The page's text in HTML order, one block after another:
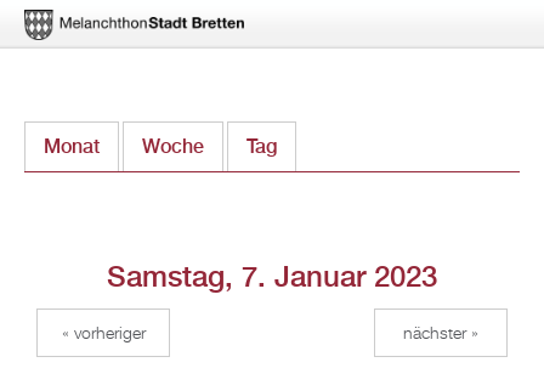
zum
Monat Woche Tag
Samstag, 7. Januar 2023
« vorheriger nächster »